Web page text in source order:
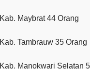
Kab. Maybrat 44 Orang
Kab. Tambrauw 35 Orang
Kab. Manokwari Selatan